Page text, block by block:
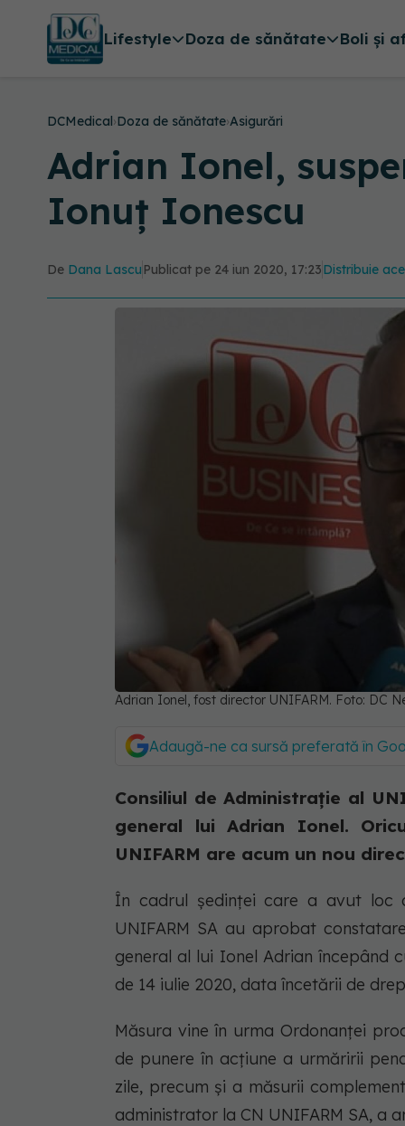
Lifestyle Doza de sănătate Boli și
DCMedical›Doza de sănătate›Asigurări
Adrian Ionel,
Ionuț Ionescu
De Dana Lascu Publicat pe 24 iun 2020, 17:23Distribuie
Adrian Ionel, fost director UNIFARM. Foto: DC
Adaugă-ne ca sursă preferată în
Consiliul de Administrație al
general lui Adrian Ionel.
UNIFARM are acum un nou
În cadrul ședinței care a avut loc
UNIFARM SA au aprobat
general al lui Ionel Adrian începând
de 14 iulie 2020, data încetării de
Măsura vine în urma Ordonanței
de punere în acțiune a urmăririi
zile, precum și a măsurii
administrator la CN UNIFARM SA, a